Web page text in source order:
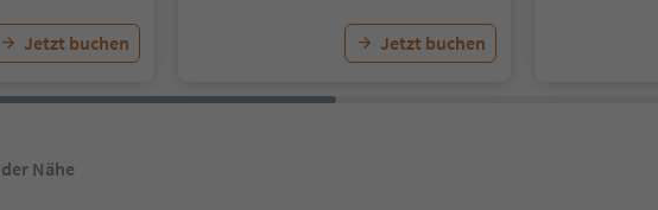
Jetzt buchen Jetzt buchen
Nähe